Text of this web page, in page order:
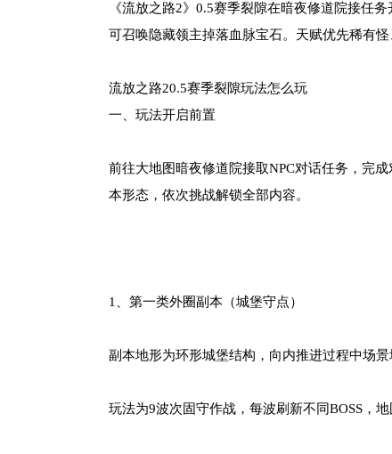
《流放之路2》0.5赛季裂隙在暗夜修道院接任
可召唤隐藏领主掉落血脉宝石。天赋优先稀有
流放之路20.5赛季裂隙玩法怎么玩
一、玩法开启前置
前往大地图暗夜修道院接取NPC对话任务，完
本形态，依次挑战解锁全部内容。
1、第一类外圈副本（城堡守点）
副本地形为环形城堡结构，向内推进过程中场
玩法为9波次固守作战，每波刷新不同BOSS，